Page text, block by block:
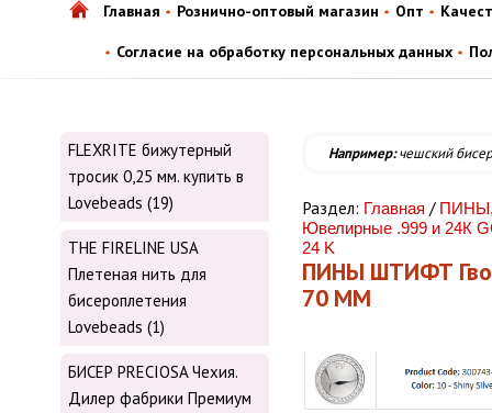
Главная Рознично-оптовый магазин Опт
Согласие на обработку персональных данных
FLEXRITE бижутерный
тросик 0,25 мм. купить в
Lovebeads (19)
THE FIRELINE USA
Плетеная нить для
бисероплетения
Lovebeads (1)
БИСЕР PRECIOSA Чехия.
Дилер фабрики Премиум
Например:чешский бисер
Раздел: Главная /
Ювелирные .999 и 24К
24 K
ПИНЫ ШТИФТ
70 ММ